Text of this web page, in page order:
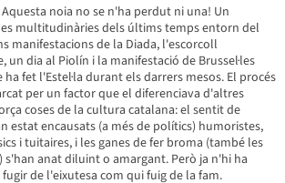
Aquesta noia no se n'ha perdut ni una! Un
multitudinàries dels últims temps entorn del
manifestacions de la Diada, l'escorcoll
dia al Piolín i la manifestació de Brussel·les
fet l'Estel·la durant els darrers mesos. El procés
per un factor que el diferenciava d'altres
coses de la cultura catalana: el sentit de
estat encausats (a més de polítics) humoristes,
i tuitaires, i les ganes de fer broma (també les
anat diluint o amargant. Però ja n'hi ha
de l'eixutesa com qui fuig de la fam.